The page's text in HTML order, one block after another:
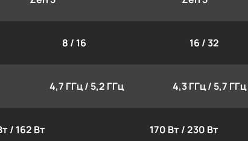
8 / 16 16 / 32
4,7 ГГц / 5,2 ГГц 4,3 ГГц / 5,7 ГГц
/ 162 Вт 170 Вт / 230 Вт